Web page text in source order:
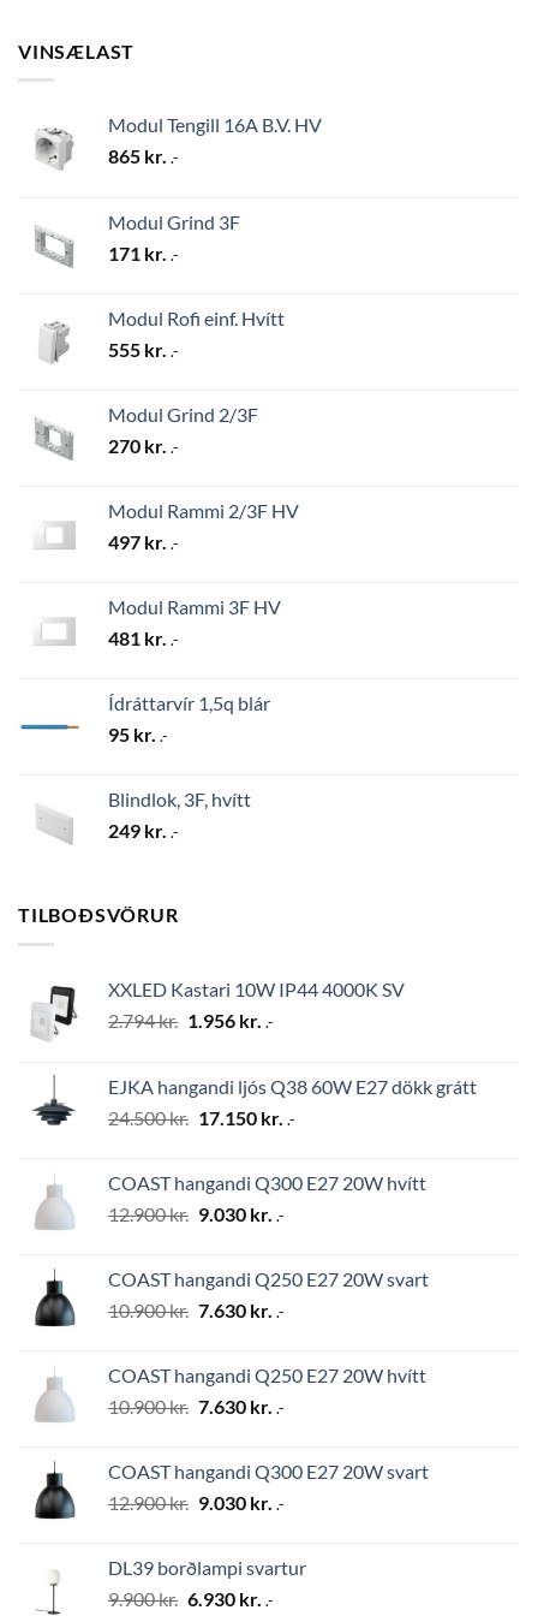
VINSÆLAST
Modul Tengill 16A B.V. HV
865 kr. .-
Modul Grind 3F
171 kr. .-
Modul Rofi einf. Hvítt
555 kr. .-
Modul Grind 2/3F
270 kr. .-
Modul Rammi 2/3F HV
497 kr. .-
Modul Rammi 3F HV
481 kr. .-
Ídráttarvír 1,5q blár
95 kr. .-
Blindlok, 3F, hvítt
249 kr. .-
TILBOÐSVÖRUR
XXLED Kastari 10W IP44 4000K SV
2.794kr. Original
2.794 kr..
1.956 kr. Current
1.956 kr..
.-
EJKA hangandi ljós Q38 60W E27 dökk grátt
24.500kr. Original
24.500 kr..
17.150 kr. Current
17.150 kr..
.-
COAST hangandi Q300 E27 20W hvítt
12.900kr. Original
12.900 kr..
9.030 kr. Current
9.030 kr..
.-
COAST hangandi Q250 E27 20W svart
10.900kr. Original
10.900 kr..
7.630 kr. Current
7.630 kr..
.-
COAST hangandi Q250 E27 20W hvítt
10.900kr. Original
10.900 kr..
7.630 kr. Current
7.630 kr..
.-
COAST hangandi Q300 E27 20W svart
12.900kr. Original
12.900 kr..
9.030 kr. Current
9.030 kr..
.-
DL39 borðlampi svartur
9.900kr. Original
6.930 kr. Current
.-